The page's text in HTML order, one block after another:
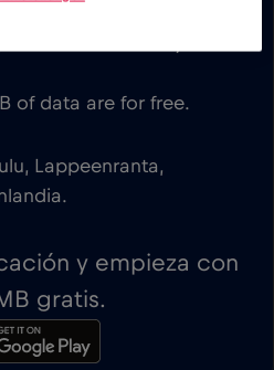
of data are for free.
Lappeenranta,
y empieza con
gratis.